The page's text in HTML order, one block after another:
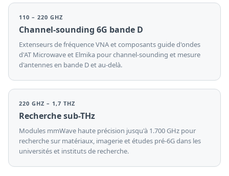
110 – 220 GHZ
Channel-sounding 6G bande D
Extenseurs de fréquence VNA et composants guide d'ondes
d'AT Microwave et Elmika pour channel-sounding et mesure
d'antennes en bande D et au-delà.
220 GHZ – 1,7 THZ
Recherche sub-THz
Modules mmWave haute précision jusqu'à 1.700 GHz pour
recherche sur matériaux, imagerie et études pré-6G dans les
universités et instituts de recherche.